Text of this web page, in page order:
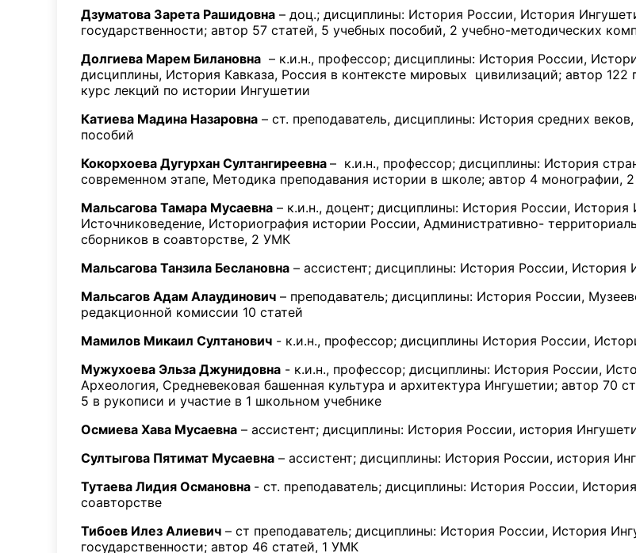
Дзуматова Зарета Рашидовна – доц.; дисциплины: История России, История
государственности; автор 57 статей, 5 учебных пособий, 2 учебно-методических
Долгиева Марем Билановна – к.и.н., профессор; дисциплины: История России,
дисциплины, История Кавказа, Россия в контексте мировых цивилизаций; автор
курс лекций по истории Ингушетии
Катиева Мадина Назаровна – ст. преподаватель, дисциплины: История средних
пособий
Кокорхоева Дугурхан Султангиреевна – к.и.н., профессор; дисциплины: История
современном этапе, Методика преподавания истории в школе; автор 4 монографии,
Мальсагова Тамара Мусаевна – к.и.н., доцент; дисциплины: История России,
Источниковедение, Историография истории России, Административно-
сборников в соавторстве, 2 УМК
Мальсагова Танзила Беслановна – ассистент; дисциплины: История России, История
Мальсагов Адам Алаудинович – преподаватель; дисциплины: История России,
редакционной комиссии 10 статей
Мамилов Микаил Султанович - к.и.н., профессор; дисциплины История России,
Мужухоева Эльза Джунидовна - к.и.н., профессор; дисциплины: История России,
Археология, Средневековая башенная культура и архитектура Ингушетии; автор 70
5 в рукописи и участие в 1 школьном учебнике
Осмиева Хава Мусаевна – ассистент; дисциплины: История России, история
Султыгова Пятимат Мусаевна – ассистент; дисциплины: История России, история
Тутаева Лидия Османовна - ст. преподаватель; дисциплины: История России,
соавторстве
Тибоев Илез Алиевич – ст преподаватель; дисциплины: История России, История
государственности; автор 46 статей, 1 УМК